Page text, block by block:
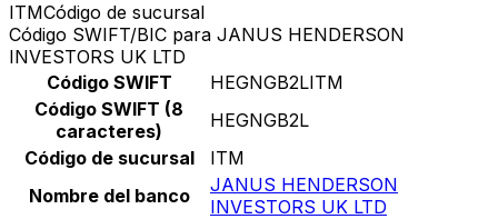
ITMCódigo de sucursal
Código SWIFT/BIC para JANUS HENDERSON
INVESTORS UK LTD
Código SWIFT
HEGNGB2LITM
Código SWIFT (8
caracteres)
HEGNGB2L
Código de sucursal
ITM
Nombre del banco
JANUS HENDERSON
INVESTORS UK LTD